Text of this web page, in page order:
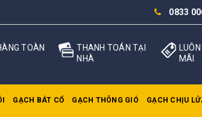
0833
TOÀN
THANH TOÁN TẠI
NHÀ
MÃI
GẠCH BÁT CỔ GẠCH THÔNG GIÓ GẠCH CHỊU